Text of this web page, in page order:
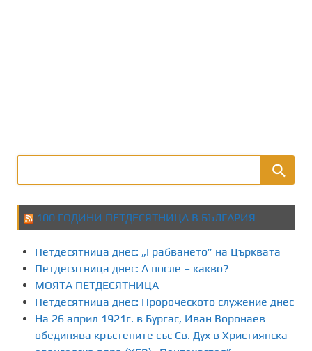
100 ГОДИНИ ПЕТДЕСЯТНИЦА В БЪЛГАРИЯ
Петдесятница днес: „Грабването” на Църквата
Петдесятница днес: А после – какво?
МОЯТА ПЕТДЕСЯТНИЦА
Петдесятница днес: Пророческото служение днес
На 26 април 1921г. в Бургас, Иван Воронаев
обединява кръстените със Св. Дух в Християнска